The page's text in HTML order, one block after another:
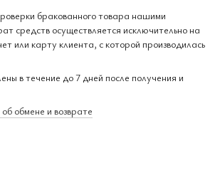
бракованного товара нашими
средств осуществляется исключительно на
или карту клиента, с которой производилась
в течение до 7 дней после получения и
обмене и возврате